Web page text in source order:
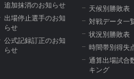
追加抹消のお知らせ
出場停止選手のお知
らせ
公式記録訂正のお知
らせ
天候別勝敗表
対戦データ一
状況別勝敗表
時間帯別得失
通算出場試合
キング